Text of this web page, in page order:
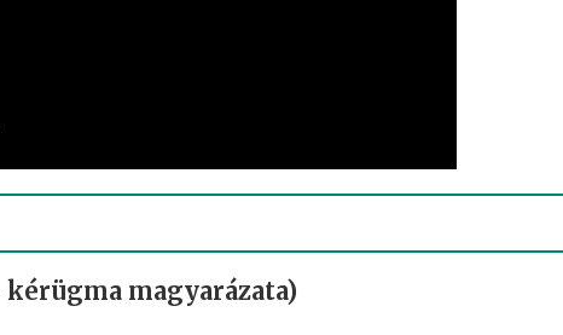
kérügma magyarázata)